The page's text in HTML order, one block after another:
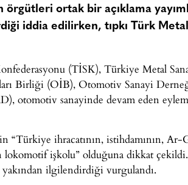
ortak bir açıklama
iddia edilirken, tıpkı Türk Metal
(TİSK), Türkiye Metal
Birliği (OİB), Otomotiv Sanayi
otomotiv sanayinde devam eden
“Türkiye ihracatının, istihdamının,
lokomotif işkolu” olduğuna dikkat
ilgilendirdiği vurgulandı.